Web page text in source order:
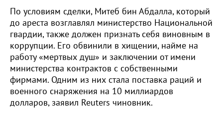
По условиям сделки, Митеб бин Абдалла, который
до ареста возглавлял министерство Национальной
гвардии, также должен признать себя виновным в
коррупции. Его обвинили в хищении, найме на
работу «мертвых душ» и заключении от имени
министерства контрактов с собственными
фирмами. Одним из них стала поставка раций и
военного снаряжения на 10 миллиардов
долларов, заявил Reuters чиновник.